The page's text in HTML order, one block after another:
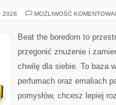
2026 MOŻLIWOŚĆ
Beat the boredom to
przegonić znużenie i
chwilę dla siebie. To baza
perfumach oraz emaliach
pomysłów, chcesz lepiej